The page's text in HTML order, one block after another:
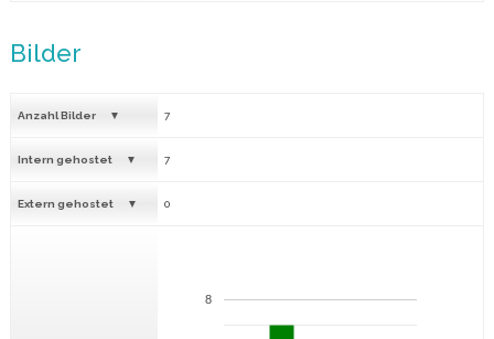
Bilder
Anzahl Bilder 7
Intern gehostet 7
Extern gehostet 0
8